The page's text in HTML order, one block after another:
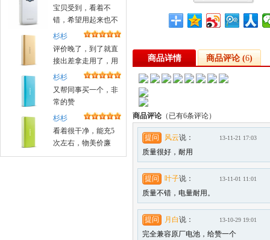
商品详情 商品评论 (6)
商品评论 （已有6条评论）
提问 风云说： 13-11-21 17:03
质量很好，耐用
提问 叶子说： 13-11-01 11:01
质量不错，电量耐用。
提问 月白说： 13-10-29 19:01
完全兼容原厂电池，给赞一个
宝贝受到，看着不
错，希望用起来也不
错！昨天晚上定的，
今天中午就送来了
杉杉
评价晚了，到了就直
接出差拿走用了，用
着很好，好评
杉杉
又帮同事买一个，非
常的赞
杉杉
看着很干净，能充5
次左右，物美价廉